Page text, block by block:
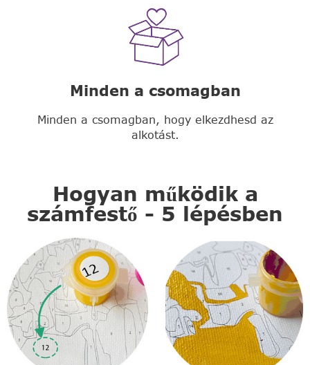
Minden a csomagban
Minden a csomagban, hogy elkezdhesd az
alkotást.
Hogyan működik a
számfestő - 5 lépésben